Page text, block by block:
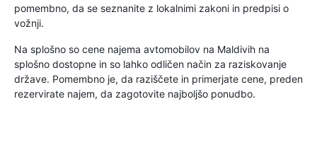
pomembno, da se seznanite z lokalnimi zakoni in predpisi o
vožnji.
Na splošno so cene najema avtomobilov na Maldivih na
splošno dostopne in so lahko odličen način za raziskovanje
države. Pomembno je, da raziščete in primerjate cene, preden
rezervirate najem, da zagotovite najboljšo ponudbo.